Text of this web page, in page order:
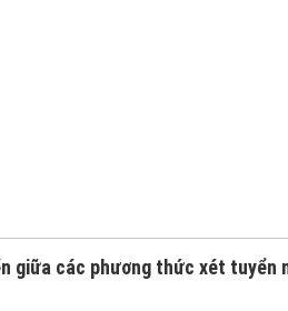
giữa các phương thức xét tuyển